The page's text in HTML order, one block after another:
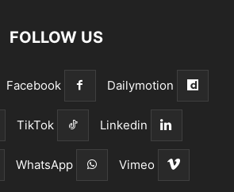
FOLLOW US
Dailymotion
Facebook
Linkedin
TikTok
Vimeo
WhatsApp